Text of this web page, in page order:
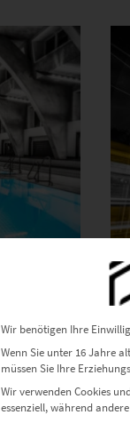
Wir benötigen Ihre
Wenn Sie unter 16 Jahre
müssen Sie Ihre
Wir verwenden Cookies
essenziell, während